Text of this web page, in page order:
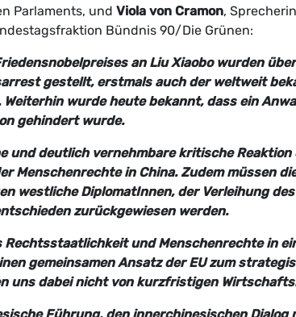
Parlaments, und Viola von Cramon,
Bündnis 90/Die Grünen:
an Liu Xiaobo wurden
gestellt, erstmals auch der weltweit
Weiterhin wurde heute bekannt, dass ein
gehindert wurde.
und deutlich vernehmbare kritische
Menschenrechte in China. Zudem müssen
westliche DiplomatInnen, der Verleihung
zurückgewiesen werden.
Rechtsstaatlichkeit und Menschenrechte in
gemeinsamen Ansatz der EU zum
uns dabei nicht von kurzfristigen
Führung, den innerchinesischen Dialog